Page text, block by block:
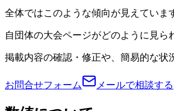
全体ではこのような傾向が見えていま
自団体の大会ページがどのように見ら
掲載内容の確認・修正や、簡易的な状
お問合せフォーム メールで相談する